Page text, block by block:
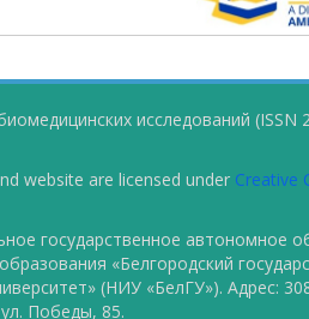
исследований (ISSN
website are licensed under Creative
государственное автономное
«Белгородский
(НИУ «БелГУ»). Адрес:
Победы, 85.